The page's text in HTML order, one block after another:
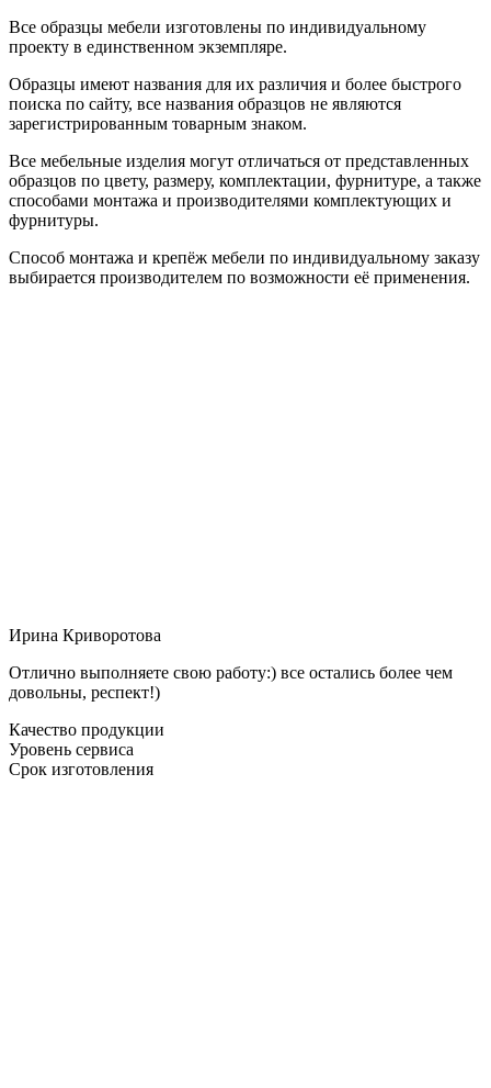
Все образцы мебели изготовлены по индивидуальному
проекту в единственном экземпляре.
Образцы имеют названия для их различия и более быстрого
поиска по сайту, все названия образцов не являются
зарегистрированным товарным знаком.
Все мебельные изделия могут отличаться от представленных
образцов по цвету, размеру, комплектации, фурнитуре, а также
способами монтажа и производителями комплектующих и
фурнитуры.
Способ монтажа и крепёж мебели по индивидуальному заказу
выбирается производителем по возможности её применения.
Ирина Криворотова
Отлично выполняете свою работу:) все остались более чем
довольны, респект!)
Качество продукции
Уровень сервиса
Срок изготовления